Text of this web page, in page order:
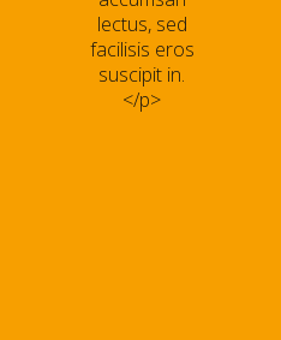
lectus, sed
facilisis eros
suscipit in.
</p>